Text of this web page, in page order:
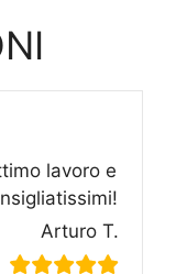
lavoro e
Arturo T.